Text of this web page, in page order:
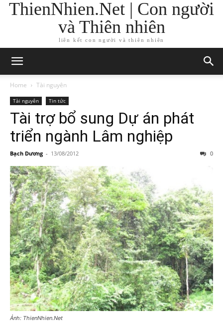
ThienNhien.Net | Con người
và Thiên nhiên
liên kết con người và thiên nhiên
Home Tài nguyên
Tài nguyên Tin tức
Tài trợ bổ sung Dự án phát
triển ngành Lâm nghiệp
Bạch Dương - 13/08/2012 0
Ảnh: ThienNhien.Net